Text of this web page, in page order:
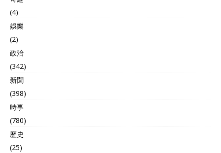
(4)
娛樂
(2)
政治
(342)
新聞
(398)
時事
(780)
歷史
(25)